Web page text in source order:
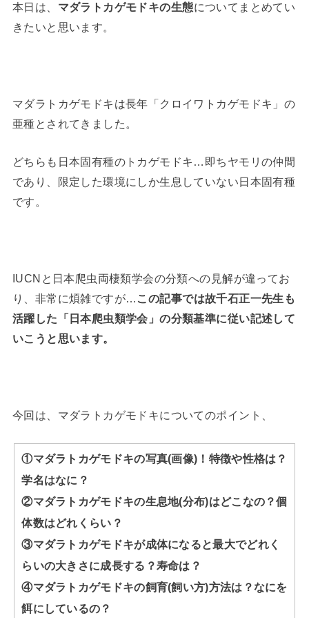
本日は、 マダラトカゲモドキの生態についてまとめてい
きたいと思います。
マダラトカゲモドキは長年「クロイワトカゲモドキ」の
亜種とされてきました。
どちらも日本固有種のトカゲモドキ…即ちヤモリの仲間
であり、限定した環境にしか生息していない日本固有種
です。
IUCNと日本爬虫両棲類学会の分類への見解が違ってお
り、非常に煩雑ですが… この記事では故千石正一先生も
活躍した「日本爬虫類学会」の分類基準に従い記述して
いこうと思います。
今回は、マダラトカゲモドキについてのポイント、
①マダラトカゲモドキの写真(画像)！特徴や性格は？
学名はなに？
②マダラトカゲモドキの生息地(分布)はどこなの？個
体数はどれくらい？
③マダラトカゲモドキが成体になると最大でどれく
らいの大きさに成長する？寿命は？
④マダラトカゲモドキの飼育(飼い方)方法は？なにを
餌にしているの？